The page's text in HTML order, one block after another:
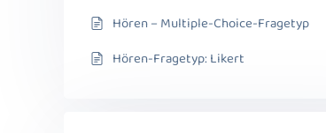
Hören – Multiple-Choice-Fragetyp
Hören-Fragetyp: Likert